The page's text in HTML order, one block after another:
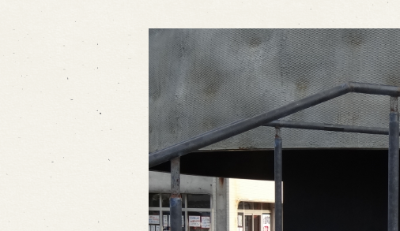
歴史
淡路島と国生み神話
淡路人形浄瑠璃の歴史
淡路人形独自の演目
淡路人形の広がり
南あわじ市の伝統芸能